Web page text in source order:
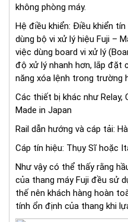
không phòng máy.
Hệ điều khiển: Điều khiển
dùng bộ vi xử lý hiệu Fuji –
việc dùng board vi xử lý
độ xử lý nhanh hơn, lắp đặt
năng xóa lệnh trong trường
Các thiết bị khác như
Made in Japan
Rail dẫn hướng và cáp tải:
Cáp tín hiệu: Thụy Sĩ hoặc
Như vậy có thể thấy rằng
của thang máy Fuji đều sử
thế nên khách hàng hoàn
tính ổn định của thang khi